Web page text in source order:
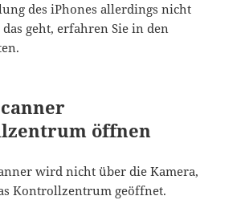
des iPhones allerdings nicht
geht, erfahren Sie in den
öffnen
wird nicht über die Kamera,
Kontrollzentrum geöffnet.